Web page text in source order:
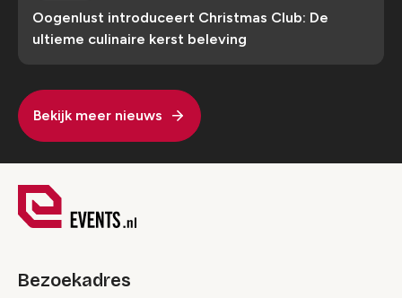
Oogenlust introduceert Christmas Club: De
ultieme culinaire kerst beleving
Bekijk meer nieuws
Bezoekadres